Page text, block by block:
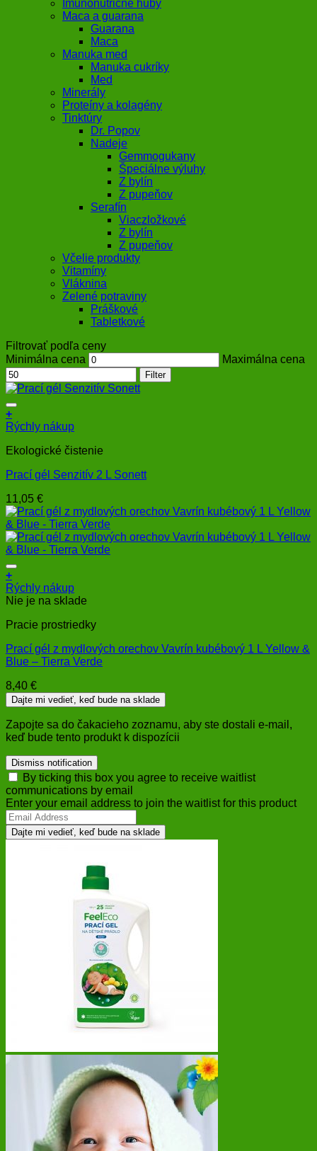
Imunonutričné huby
Maca a guarana
Guarana
Maca
Manuka med
Manuka cukríky
Med
Minerály
Proteíny a kolagény
Tinktúry
Dr. Popov
Nadeje
Gemmogukany
Špeciálne výluhy
Z bylín
Z pupeňov
Serafín
Viaczložkové
Z bylín
Z pupeňov
Včelie produkty
Vitamíny
Vláknina
Zelené potraviny
Práškové
Tabletkové
Filtrovať podľa ceny
Minimálna cena
Maximálna cena
Filter
+
Rýchly nákup
Ekologické čistenie
Prací gél Senzitív 2 L Sonett
11,05 €
+
Rýchly nákup
Nie je na sklade
Pracie prostriedky
Prací gél z mydlových orechov Vavrín kubébový 1 L Yellow &
Blue – Tierra Verde
8,40 €
Dajte mi vedieť, keď bude na sklade
Zapojte sa do čakacieho zoznamu, aby ste dostali e-mail,
keď bude tento produkt k dispozícii
Dismiss notification
By ticking this box you agree to receive waitlist
communications by email
Enter your email address to join the waitlist for this product
Dajte mi vedieť, keď bude na sklade